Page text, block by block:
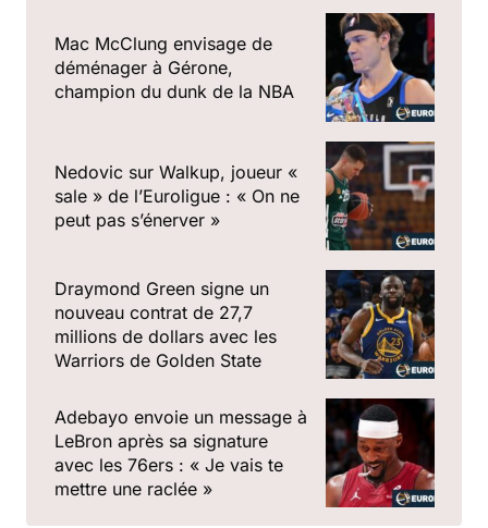
Mac McClung envisage de
déménager à Gérone,
champion du dunk de la NBA
Nedovic sur Walkup, joueur «
sale » de l’Euroligue : « On ne
peut pas s’énerver »
Draymond Green signe un
nouveau contrat de 27,7
millions de dollars avec les
Warriors de Golden State
Adebayo envoie un message à
LeBron après sa signature
avec les 76ers : « Je vais te
mettre une raclée »